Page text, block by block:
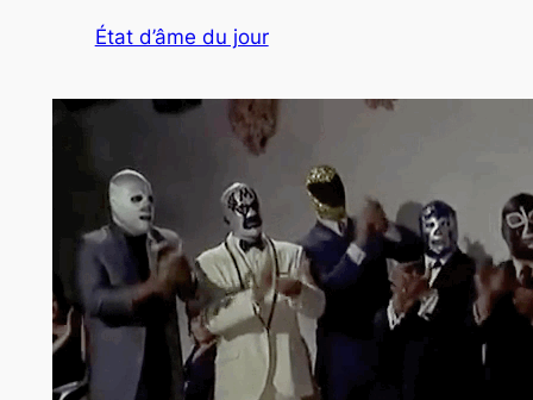
État d’âme du jour